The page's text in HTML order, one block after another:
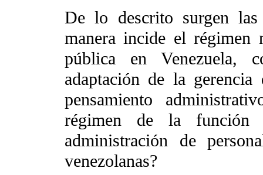
De lo descrito surgen las
manera incide el régimen
pública en Venezuela,
adaptación de la
pensamiento
régimen de la función
administración de
venezolanas?